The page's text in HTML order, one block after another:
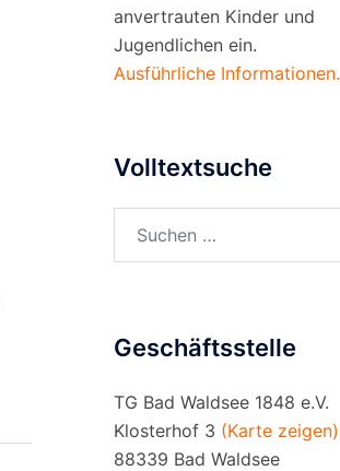
anvertrauten Kinder und
Jugendlichen ein.
Ausführliche Informationen.
Volltextsuche
nach:
Geschäftsstelle
TG Bad Waldsee 1848 e.V.
Klosterhof 3 (Karte zeigen)
88339 Bad Waldsee